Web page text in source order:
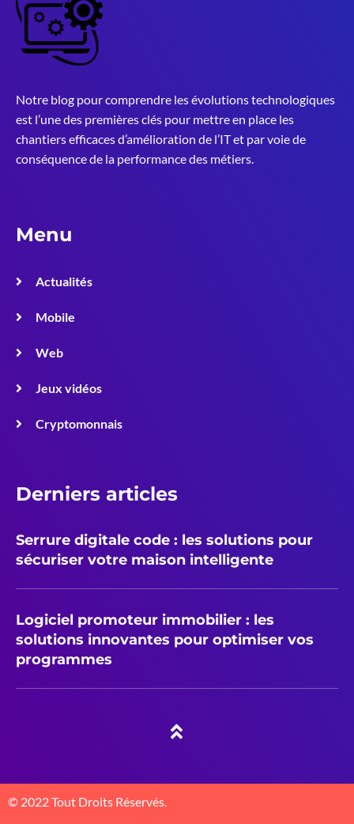
Notre blog pour comprendre les évolutions technologiques
est l’une des premières clés pour mettre en place les
chantiers efficaces d’amélioration de l’IT et par voie de
conséquence de la performance des métiers.
Menu
Actualités
Mobile
Web
Jeux vidéos
Cryptomonnais
Derniers articles
Serrure digitale code : les solutions pour
sécuriser votre maison intelligente
Logiciel promoteur immobilier : les
solutions innovantes pour optimiser vos
programmes
© 2022 Tout Droits Réservés.